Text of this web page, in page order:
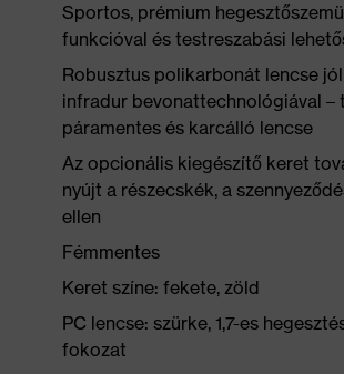
Sportos, prémium
funkcióval és testreszabási
Robusztus polikarbonát lencse
infradur bevonattechnológiával –
páramentes és karcálló lencse
Az opcionális kiegészítő keret
nyújt a részecskék, a
ellen
Fémmentes
Keret színe: fekete, zöld
PC lencse: szürke, 1,7-es
fokozat